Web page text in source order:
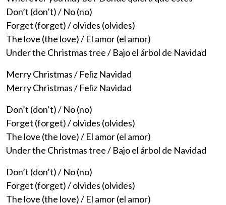
Don’t (don’t) / No (no)
Forget (forget) / olvides (olvides)
The love (the love) / El amor (el amor)
Under the Christmas tree / Bajo el árbol de Navidad
Merry Christmas / Feliz Navidad
Merry Christmas / Feliz Navidad
Don’t (don’t) / No (no)
Forget (forget) / olvides (olvides)
The love (the love) / El amor (el amor)
Under the Christmas tree / Bajo el árbol de Navidad
Don’t (don’t) / No (no)
Forget (forget) / olvides (olvides)
The love (the love) / El amor (el amor)